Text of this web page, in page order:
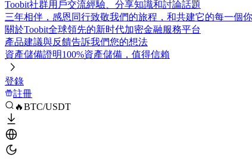
Toobit社群用戶交流經驗、分享知識和討論話題
三年相伴，感恩同行致敬我們的旅程，和共建它的每一個你
關於Toobit全球領先的新时代加密金融服務平台
產品建議與反饋告訴我們您的想法
資產儲備證明100%資產儲備，值得信賴
登錄
註冊
🔥BTC/USDT